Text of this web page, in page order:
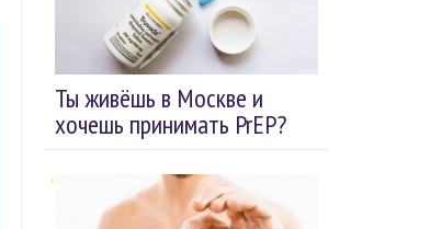
Ты живёшь в Москве и
хочешь принимать PrEP?